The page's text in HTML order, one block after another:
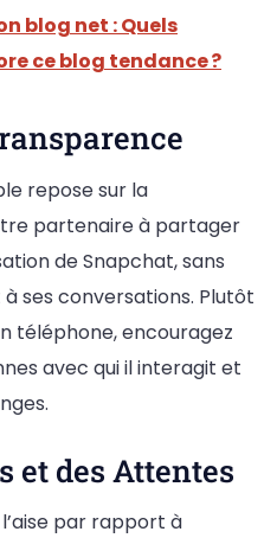
blog net : Quels
ce blog tendance ?
repose sur la
partenaire à partager
de Snapchat, sans
ses conversations. Plutôt
téléphone, encouragez
avec qui il interagit et
et des Attentes
par rapport à